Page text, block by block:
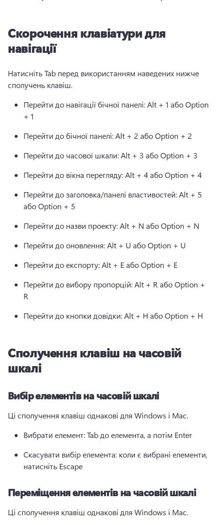
Скорочення клавіатури для
навігації
Натисніть Tab перед використанням наведених нижче
сполучень клавіш.
Перейти до навігації бічної панелі: Alt + 1 або Option
+ 1
Перейти до бічної панелі: Alt + 2 або Option + 2
Перейти до часової шкали: Alt + 3 або Option + 3
Перейти до вікна перегляду: Alt + 4 або Option + 4
Перейти до заголовка/панелі властивостей: Alt + 5
або Option + 5
Перейти до назви проекту: Alt + N або Option + N
Перейти до оновлення: Alt + U або Option + U
Перейти до експорту: Alt + E або Option + E
Перейти до вибору пропорцій: Alt + R або Option +
R
Перейти до кнопки довідки: Alt + H або Option + H
Сполучення клавіш на часовій
шкалі
Вибір елементів на часовій шкалі
Ці сполучення клавіш однакові для Windows і Mac.
Вибрати елемент: Tab до елемента, а потім Enter
Скасувати вибір елемента: коли є вибрані елементи,
натисніть Escape
Переміщення елементів на часовій шкалі
Ці сполучення клавіш однакові для Windows і Mac.